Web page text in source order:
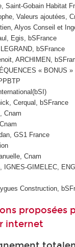
Saint-Gobain Habitat
Valeurs ajoutées,
Alyos Conseil et
Egis, bSFrance
bSFrance
ARCHIMEN,
« BONUS
Cerqual, bSFrance
Cnam
GS1 France
Cnam
IGNES-GIMELEC,
Construction,
proposées
internet